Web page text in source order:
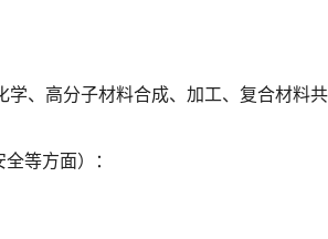
、高分子材料合成、加工、复合材料共
等方面）：